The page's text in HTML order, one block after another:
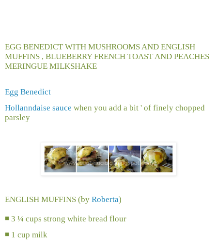
EGG BENEDICT WITH MUSHROOMS AND ENGLISH
MUFFINS , BLUEBERRY FRENCH TOAST AND PEACHES
MERINGUE MILKSHAKE
Egg Benedict
Hollanndaise sauce when you add a bit ' of finely chopped
parsley
ENGLISH MUFFINS (by Roberta)
◾ 3 ¼ cups strong white bread flour
◾ 1 cup milk